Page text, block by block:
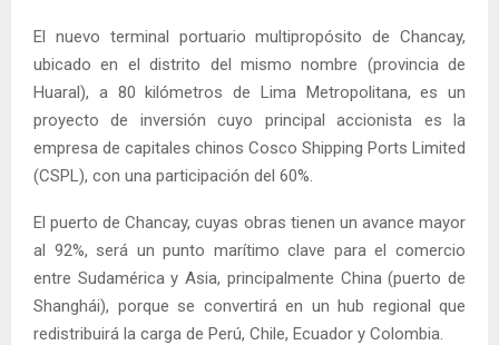
El nuevo terminal portuario multipropósito de Chancay,
ubicado en el distrito del mismo nombre (provincia de
Huaral), a 80 kilómetros de Lima Metropolitana, es un
proyecto de inversión cuyo principal accionista es la
empresa de capitales chinos Cosco Shipping Ports Limited
(CSPL), con una participación del 60%.
El puerto de Chancay, cuyas obras tienen un avance mayor
al 92%, será un punto marítimo clave para el comercio
entre Sudamérica y Asia, principalmente China (puerto de
Shanghái), porque se convertirá en un hub regional que
redistribuirá la carga de Perú, Chile, Ecuador y Colombia.